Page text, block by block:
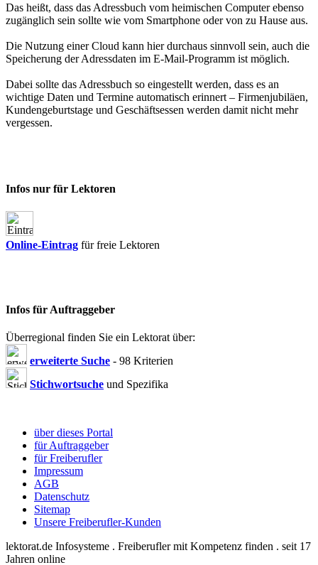
Das heißt, dass das Adressbuch vom heimischen Computer ebenso
zugänglich sein sollte wie vom Smartphone oder von zu Hause aus.
Die Nutzung einer Cloud kann hier durchaus sinnvoll sein, auch die
Speicherung der Adressdaten im E-Mail-Programm ist möglich.
Dabei sollte das Adressbuch so eingestellt werden, dass es an
wichtige Daten und Termine automatisch erinnert – Firmenjubiläen,
Kundengeburtstage und Geschäftsessen werden damit nicht mehr
vergessen.
Infos nur für Lektoren
Online-Eintrag für freie Lektoren
Infos für Auftraggeber
Überregional finden Sie ein Lektorat über:
erweiterte Suche - 98 Kriterien
Stichwortsuche und Spezifika
über dieses Portal
für Auftraggeber
für Freiberufler
Impressum
AGB
Datenschutz
Sitemap
Unsere Freiberufler-Kunden
lektorat.de Infosysteme . Freiberufler mit Kompetenz finden . seit 17
Jahren online